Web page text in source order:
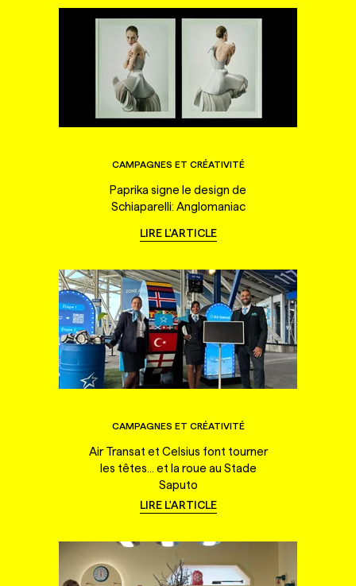
CAMPAGNES ET CRÉATIVITÉ
Paprika signe le design de
Schiaparelli: Anglomaniac
LIRE L'ARTICLE
CAMPAGNES ET CRÉATIVITÉ
Air Transat et Celsius font tourner
les têtes... et la roue au Stade
Saputo
LIRE L'ARTICLE